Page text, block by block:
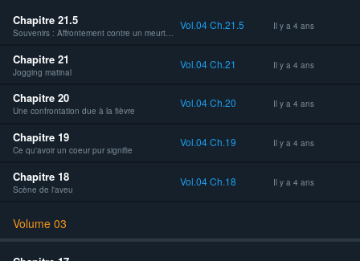
Chapitre 21.5 Vol.04 Ch.21.5 Il y a 4 ans
Chapitre 21
Jogging matinal
Vol.04 Ch.21 Il y a 4 ans
Chapitre 20
Une confrontation due à la fièvre
Vol.04 Ch.20 Il y a 4 ans
Chapitre 19
Ce qu'avoir un coeur pur signifie
Vol.04 Ch.19 Il y a 4 ans
Chapitre 18
Scène de l'aveu
Vol.04 Ch.18 Il y a 4 ans
Volume 03